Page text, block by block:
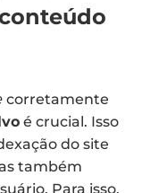
corretamente
é crucial. Isso
do site
também
Para isso,